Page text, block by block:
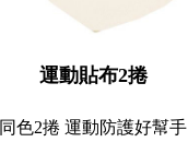
運動貼布2捲
同色2捲 運動防護好幫手